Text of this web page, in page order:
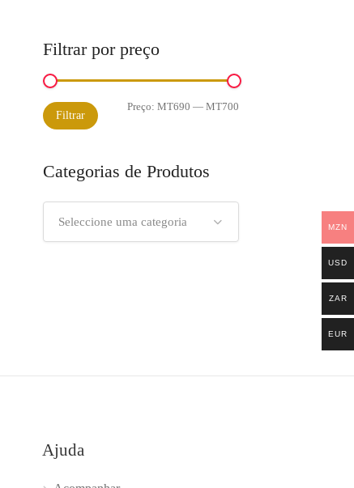
Filtrar por preço
Preço
Preço
Filtrar
Preço: MT690 — MT700
Categorias de Produtos
Seleccione uma categoria
Ajuda
MZN
USD
ZAR
EUR